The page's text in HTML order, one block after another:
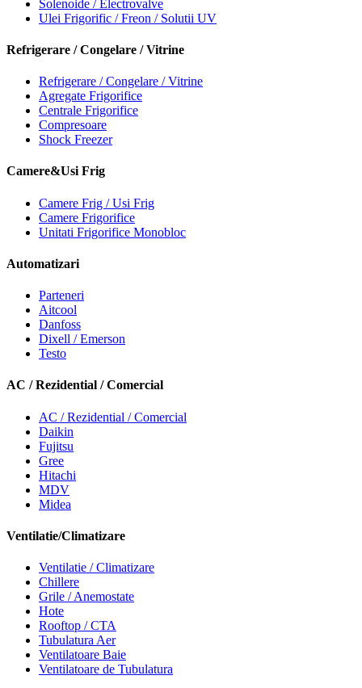
Solenoide / Electrovalve
Ulei Frigorific / Freon / Solutii UV
Refrigerare / Congelare / Vitrine
Refrigerare / Congelare / Vitrine
Agregate Frigorifice
Centrale Frigorifice
Compresoare
Shock Freezer
Camere&Usi Frig
Camere Frig / Usi Frig
Camere Frigorifice
Unitati Frigorifice Monobloc
Automatizari
Parteneri
Aitcool
Danfoss
Dixell / Emerson
Testo
AC / Rezidential / Comercial
AC / Rezidential / Comercial
Daikin
Fujitsu
Gree
Hitachi
MDV
Midea
Ventilatie/Climatizare
Ventilatie / Climatizare
Chillere
Grile / Anemostate
Hote
Rooftop / CTA
Tubulatura Aer
Ventilatoare Baie
Ventilatoare de Tubulatura